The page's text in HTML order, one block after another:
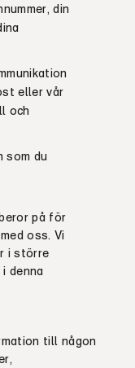
din
eller vår
och
som du
på för
oss. Vi
i större
denna
till någon
,